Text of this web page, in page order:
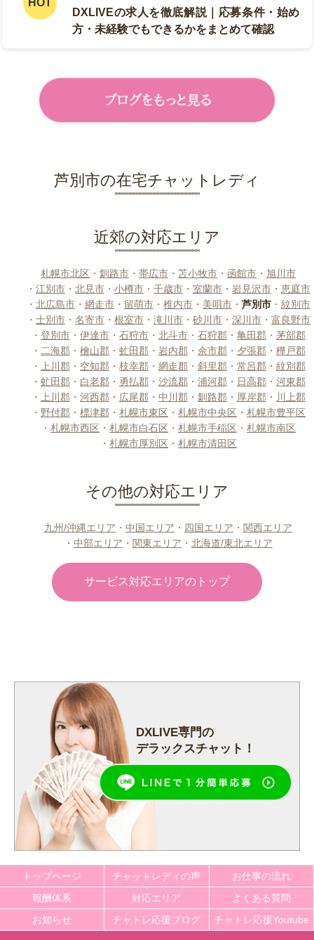
DXLIVEの求人を徹底解説｜応募条件・始め
方・未経験でもできるかをまとめて確認
芦別市の在宅チャットレディ
近郊の対応エリア
札幌市北区 ・ 釧路市 ・ 帯広市 ・ 苫小牧市 ・ 函館市 ・ 旭川市
・ 江別市 ・ 北見市 ・ 小樽市 ・ 千歳市 ・ 室蘭市 ・ 岩見沢市 ・ 恵庭市
・ 北広島市 ・ 網走市 ・ 留萌市 ・ 稚内市 ・ 美唄市 ・ 芦別市 ・ 紋別市
・ 士別市 ・ 名寄市 ・ 根室市 ・ 滝川市 ・ 砂川市 ・ 深川市 ・ 富良野市
・ 登別市 ・ 伊達市 ・ 石狩市 ・ 北斗市 ・ 石狩郡 ・ 亀田郡 ・ 茅部郡
・ 二海郡 ・ 檜山郡 ・ 虻田郡 ・ 岩内郡 ・ 余市郡 ・ 夕張郡 ・ 樺戸郡
・
上川郡 ・ 空知郡 ・ 枝幸郡 ・ 網走郡 ・ 斜里郡 ・ 常呂郡 ・ 紋別郡
・ 虻田郡 ・ 白老郡 ・ 勇払郡 ・ 沙流郡 ・ 浦河郡 ・ 日高郡 ・ 河東郡
・
上川郡 ・ 河西郡 ・ 広尾郡 ・ 中川郡 ・ 釧路郡 ・ 厚岸郡 ・ 川上郡
・ 野付郡 ・ 標津郡 ・ 札幌市東区 ・ 札幌市中央区 ・ 札幌市豊平区
・ 札幌市西区 ・ 札幌市白石区 ・ 札幌市手稲区 ・ 札幌市南区
・ 札幌市厚別区 ・ 札幌市清田区
その他の対応エリア
九州/沖縄エリア ・ 中国エリア ・ 四国エリア ・ 関西エリア
・ 中部エリア ・ 関東エリア ・ 北海道/東北エリア
サービス対応エリアのトップ
DXLIVE専門の
デラックスチャット！
トップページ チャットレディの声
お仕事の流れ
報酬体系
対応エリア
よくある質問
お知らせ
チャトレ応援ブログ チャトレ応援Youtube